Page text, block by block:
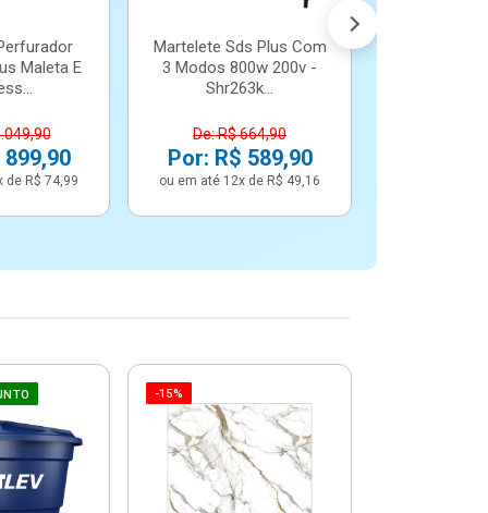
Maleta E
de R$ 74,99
Martelete Sds Plus Com
3 Modos 800w 200v -
Shr263k...
De: R$ 664,90
Por: R$ 589,90
ou em até 12x de R$ 49,16
-15%